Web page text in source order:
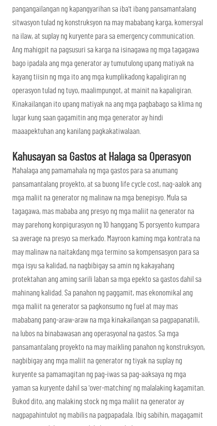
pangangailangan ng kapangyarihan sa iba't ibang pansamantalang
sitwasyon tulad ng konstruksyon na may mababang karga, komersyal
na ilaw, at suplay ng kuryente para sa emergency communication.
Ang mahigpit na pagsusuri sa karga na isinagawa ng mga tagagawa
bago ipadala ang mga generator ay tumutulong upang matiyak na
kayang tiisin ng mga ito ang mga kumplikadong kapaligiran ng
operasyon tulad ng tuyo, maalimpungot, at mainit na kapaligiran.
Kinakailangan ito upang matiyak na ang mga pagbabago sa klima ng
lugar kung saan gagamitin ang mga generator ay hindi
maaapektuhan ang kanilang pagkakatiwalaan.
Kahusayan sa Gastos at Halaga sa Operasyon
Mahalaga ang pamamahala ng mga gastos para sa anumang
pansamantalang proyekto, at sa buong life cycle cost, nag-aalok ang
mga maliit na generator ng malinaw na mga benepisyo. Mula sa
tagagawa, mas mababa ang presyo ng mga maliit na generator na
may parehong konpigurasyon ng 10 hanggang 15 porsyento kumpara
sa average na presyo sa merkado. Mayroon kaming mga kontrata na
may malinaw na naitakdang mga termino sa kompensasyon para sa
mga isyu sa kalidad, na nagbibigay sa amin ng kakayahang
protektahan ang aming sarili laban sa mga epekto sa gastos dahil sa
mahinang kalidad. Sa panahon ng paggamit, mas ekonomikal ang
mga maliit na generator sa pagkonsumo ng fuel at may mas
mababang pang-araw-araw na mga kinakailangan sa pagpapanatili,
na lubos na binabawasan ang operasyonal na gastos. Sa mga
pansamantalang proyekto na may maikling panahon ng konstruksyon,
nagbibigay ang mga maliit na generator ng tiyak na suplay ng
kuryente sa pamamagitan ng pag-iwas sa pag-aaksaya ng mga
yaman sa kuryente dahil sa 'over-matching' ng malalaking kagamitan.
Bukod dito, ang malaking stock ng mga maliit na generator ay
nagpapahintulot ng mabilis na pagpapadala. Ibig sabihin, magagamit